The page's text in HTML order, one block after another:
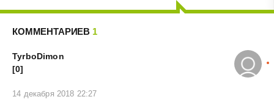
КОММЕНТАРИЕВ 1
TyrboDimon
[0]
14 декабря 2018 22:27